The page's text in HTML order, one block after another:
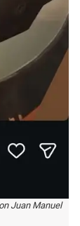
Juan Manuel